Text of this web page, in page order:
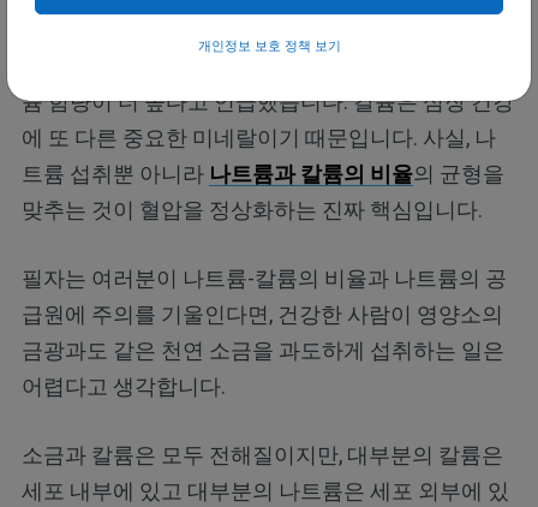
륨 함량이 더 높다고 언급했습니다. 칼륨은 심장 건강
에 또 다른 중요한 미네랄이기 때문입니다. 사실, 나
트륨 섭취뿐 아니라 나트륨과 칼륨의 비율의 균형을
맞추는 것이 혈압을 정상화하는 진짜 핵심입니다.
필자는 여러분이 나트륨-칼륨의 비율과 나트륨의 공
급원에 주의를 기울인다면, 건강한 사람이 영양소의
금광과도 같은 천연 소금을 과도하게 섭취하는 일은
어렵다고 생각합니다.
소금과 칼륨은 모두 전해질이지만, 대부분의 칼륨은
세포 내부에 있고 대부분의 나트륨은 세포 외부에 있
개인정보 보호 정책 보기